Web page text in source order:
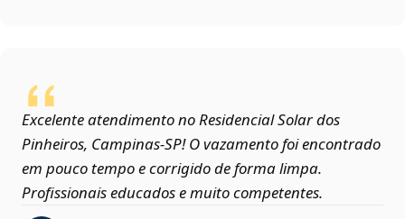
Excelente atendimento no Residencial Solar dos
Pinheiros, Campinas‑SP! O vazamento foi encontrado
em pouco tempo e corrigido de forma limpa.
Profissionais educados e muito competentes.